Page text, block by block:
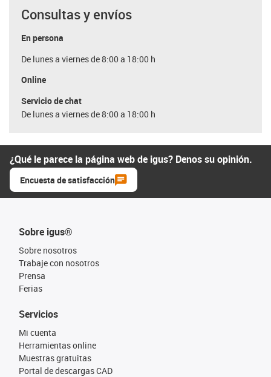
Consultas y envíos
En persona
De lunes a viernes de 8:00 a 18:00 h
Online
Servicio de chat
De lunes a viernes de 8:00 a 18:00 h
¿Qué le parece la página web de igus? Denos su opinión.
Encuesta de satisfacción
Sobre igus®
Sobre nosotros
Trabaje con nosotros
Prensa
Ferias
Servicios
Mi cuenta
Herramientas online
Muestras gratuitas
Portal de descargas CAD